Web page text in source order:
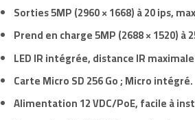
Sorties5MP(2960 × 1668) à20 ips,
Prend en charge5MP(2688 × 1520) à
LED IR intégrée, distance IR maximale
Carte Micro SD 256 Go;Micro intégré.
Alimentation12 VDC/PoE, facile à